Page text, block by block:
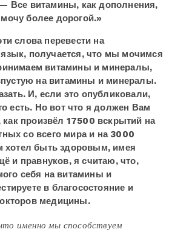
Все витамины, как дополнения,
более дорогой.»
слова перевести на
получается, что мы мочимся
витамины и минералы,
на витамины и минералы.
И, если это опубликовали,
есть. Но вот что я должен Вам
как произвёл 17500 вскрытий на
со всего мира и на 3000
хотел быть здоровым, имея
и правнуков, я считаю, что,
себя на витамины и
в благосостояние и
медицины.
именно мы способствуем